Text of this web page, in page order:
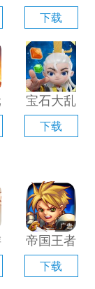
语2电脑
版「含模
拟器」
下载
宝石大乱
斗电脑版
「含模拟
下载
帝国王者
归来电脑
版「含模
下载